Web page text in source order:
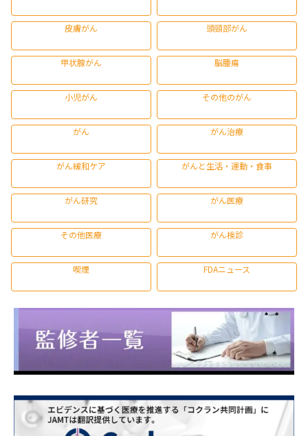
皮膚がん 頭頸部がん
甲状腺がん 脳腫瘍
小児がん その他のがん
がん がん治療
がん緩和ケア がんと生活・運動・食事
がん研究 がん医療
その他医療 がん検診
喫煙 FDAニュース